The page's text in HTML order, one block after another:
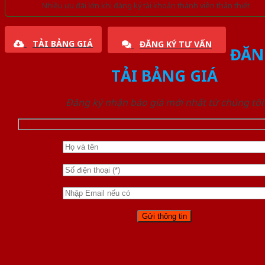
Nhiều ưu đãi lớn khi đăng ký tài khoản thành viên thân thiết
TẢI BẢNG GIÁ ĐĂNG KÝ TƯ VẤN
TẢI BẢNG GIÁ
Đăng ký nhận báo giá mới nhất từ chúng tôi